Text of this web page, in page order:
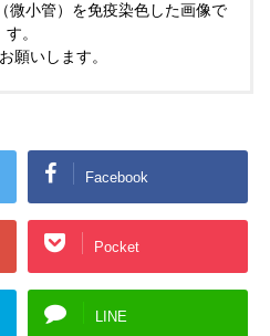
微小管）を免疫染色した画像で
す。
願いします。
Facebook
Pocket
LINE